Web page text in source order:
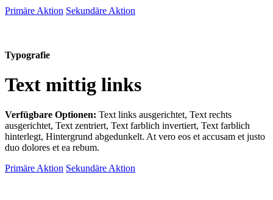
Primäre Aktion Sekundäre Aktion
Typografie
Text mittig links
Verfügbare Optionen: Text links ausgerichtet, Text rechts
ausgerichtet, Text zentriert, Text farblich invertiert, Text farblich
hinterlegt, Hintergrund abgedunkelt. At vero eos et accusam et justo
duo dolores et ea rebum.
Primäre Aktion Sekundäre Aktion